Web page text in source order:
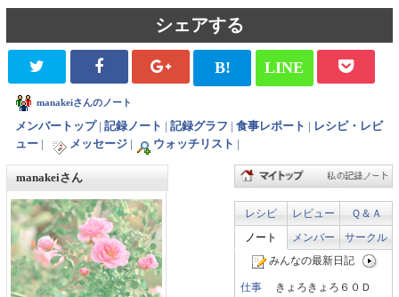
シェアする
B! LINE
manakeiさんのノート
メンバートップ| 記録ノート 記録グラフ 食事レポート
レシピ・レビ
ュー
メッセージ ウォッチリスト
manakeiさん
レシピ レビュー
Ｑ＆Ａ
ノート
メンバー
サークル
みんなの最新日記
仕事 きょろきょろ６０Ｄ